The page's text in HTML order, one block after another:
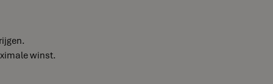
winst.